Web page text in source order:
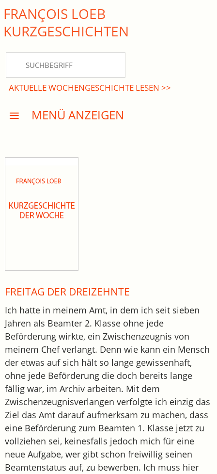
close Submenü
KURZGESCHICHTEN
DREISATZROMANE
PRESSE
FRANÇOIS LOEB
KURZ­GESCHICHTEN
AKTUELLE WOCHENGESCHICHTE LESEN >>
MENÜ ANZEIGEN
FREITAG DER DREIZEHNTE
Ich hatte in meinem Amt, in dem ich seit sieben
Jahren als Beamter 2. Klasse ohne jede
Beförderung wirkte, ein Zwischenzeugnis von
meinem Chef verlangt. Denn wie kann ein Mensch
der etwas auf sich hält so lange gewissenhaft,
ohne jede Beförderung die doch bereits lange
fällig war, im Archiv arbeiten. Mit dem
Zwischenzeugnisverlangen verfolgte ich einzig das
Ziel das Amt darauf aufmerksam zu machen, dass
eine Beförderung zum Beamten 1. Klasse jetzt zu
vollziehen sei, keinesfalls jedoch mich für eine
neue Aufgabe, wer gibt schon freiwillig seinen
Beamtenstatus auf, zu bewerben. Ich muss hier